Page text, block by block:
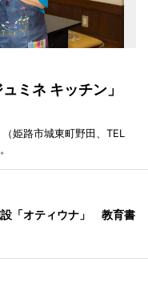
ュミネ キッチン」
姫路市城東町野田、TEL
「オティウナ」 教育書